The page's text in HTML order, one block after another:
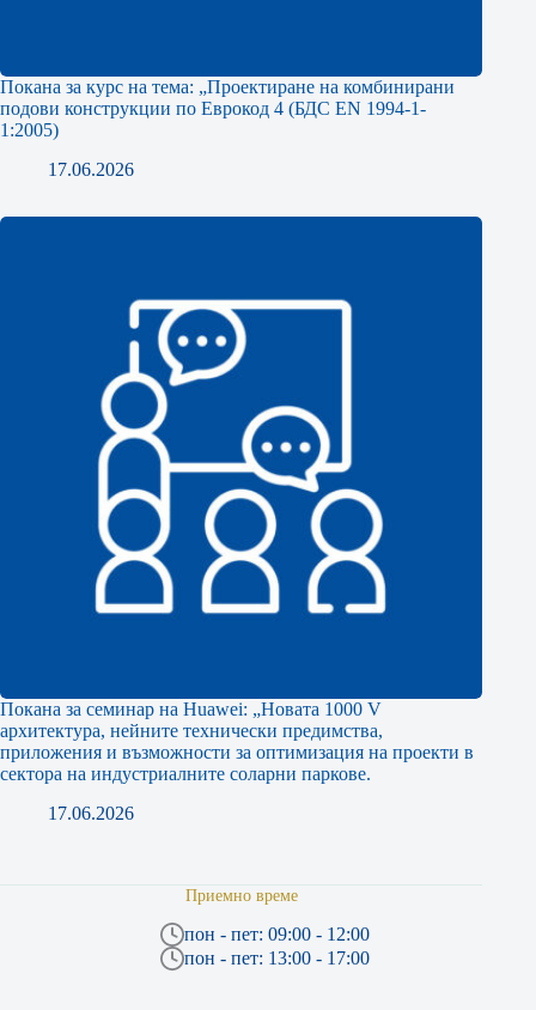
Покана за курс на тема: „Проектиране на комбинирани
подови конструкции по Еврокод 4 (БДС EN 1994-1-
1:2005)
17.06.2026
Покана за семинар на Huawei: „Новата 1000 V
архитектура, нейните технически предимства,
приложения и възможности за оптимизация на проекти в
сектора на индустриалните соларни паркове.
17.06.2026
Приемно време
пон - пет: 09:00 - 12:00
пон - пет: 13:00 - 17:00